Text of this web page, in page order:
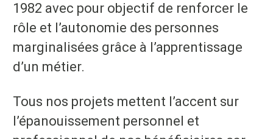
1982 avec pour objectif de renforcer le
rôle et l’autonomie des personnes
marginalisées grâce à l’apprentissage
d’un métier.
Tous nos projets mettent l’accent sur
l’épanouissement personnel et